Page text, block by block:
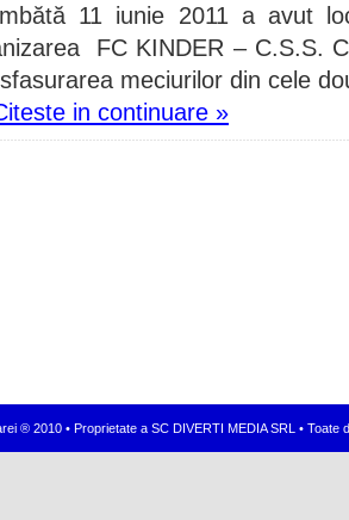
11 iunie 2011 a avut
FC KINDER – C.S.S.
meciurilor din cele
in continuare »
® 2010 • Proprietate a SC DIVERTI MEDIA SRL •